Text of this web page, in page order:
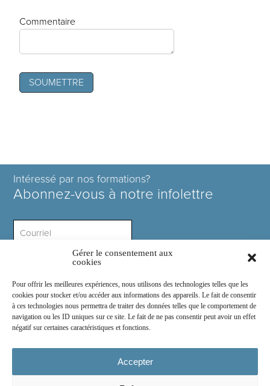
Gérer le consentement aux
cookies
Pour offrir les meilleures expériences, nous utilisons des technologies telles que les
cookies pour stocker et/ou accéder aux informations des appareils. Le fait de consentir
à ces technologies nous permettra de traiter des données telles que le comportement de
navigation ou les ID uniques sur ce site. Le fait de ne pas consentir peut avoir un effet
négatif sur certaines caractéristiques et fonctions.
Accepter
Commentaire
Intéressé par nos formations?
Abonnez-vous à notre infolettre